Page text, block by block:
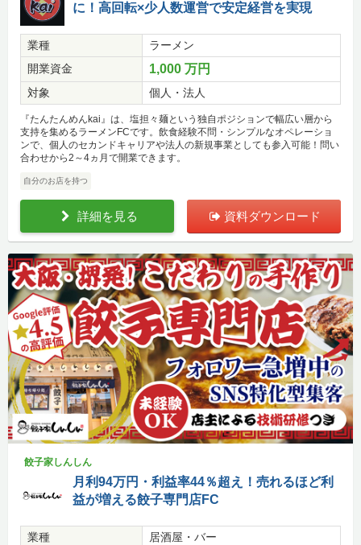
に！高回転×少人数運営で安定経営を実現
業種
ラーメン
開業資金
1,000 万円
対象 個人・法人
『たんたんめんkai』は、塩担々麺という独自ポジションで幅広い層から
支持を集めるラーメンFCです。飲食経験不問・シンプルなオペレーショ
ンで、個人のセカンドキャリアや法人の新規事業としても参入可能！問い
合わせから2～4ヵ月で開業できます。
自分のお店を持つ
詳細を見る 資料ダウンロード
餃子家しんしん
月利94万円・利益率44％超え！売れるほど利
益が増える餃子専門店FC
業種
居酒屋・バー